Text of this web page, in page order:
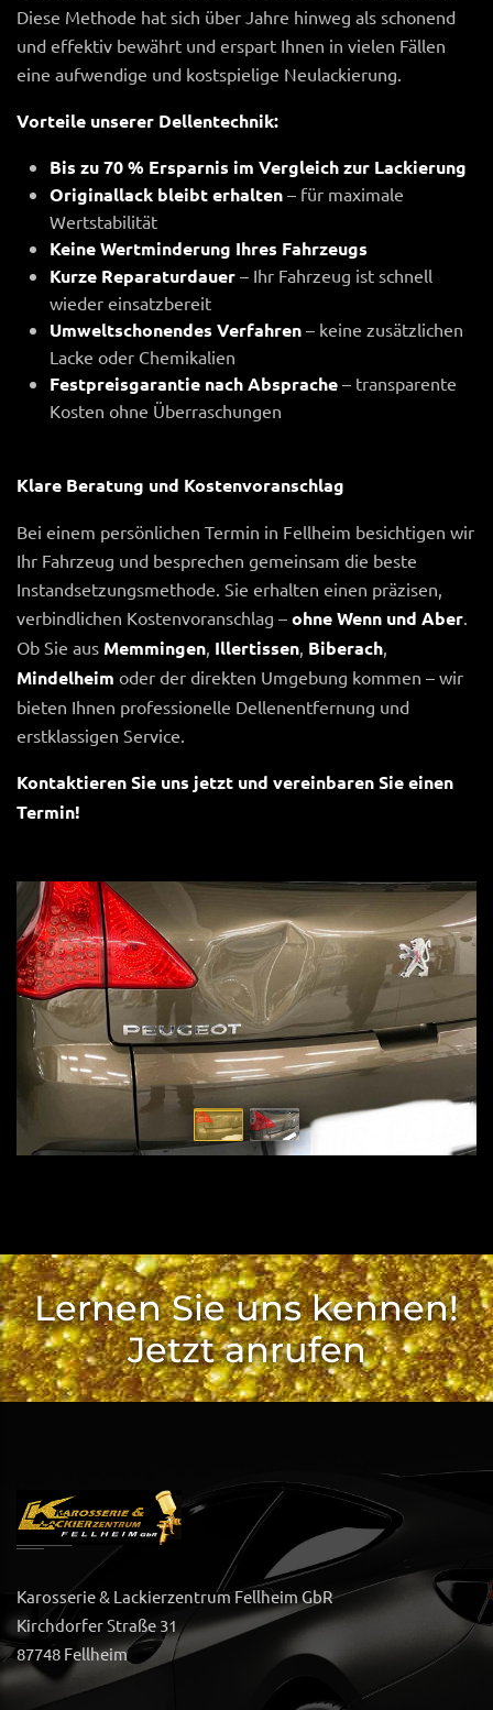
Diese Methode hat sich über Jahre hinweg als schonend
und effektiv bewährt und erspart Ihnen in vielen Fällen
eine aufwendige und kostspielige Neulackierung.
Vorteile unserer Dellentechnik:
Bis zu 70 % Ersparnis im Vergleich zur Lackierung
Originallack bleibt erhalten – für maximale
Wertstabilität
Keine Wertminderung Ihres Fahrzeugs
Kurze Reparaturdauer – Ihr Fahrzeug ist schnell
wieder einsatzbereit
Umweltschonendes Verfahren – keine zusätzlichen
Lacke oder Chemikalien
Festpreisgarantie nach Absprache – transparente
Kosten ohne Überraschungen
Klare Beratung und Kostenvoranschlag
Bei einem persönlichen Termin in Fellheim besichtigen wir
Ihr Fahrzeug und besprechen gemeinsam die beste
Instandsetzungsmethode. Sie erhalten einen präzisen,
verbindlichen Kostenvoranschlag – ohne Wenn und Aber.
Ob Sie aus Memmingen, Illertissen, Biberach,
Mindelheim oder der direkten Umgebung kommen – wir
bieten Ihnen professionelle Dellenentfernung und
erstklassigen Service.
Kontaktieren Sie uns jetzt und vereinbaren Sie einen
Termin!
Lernen Sie uns kennen!
Jetzt anrufen
Karosserie & Lackierzentrum Fellheim GbR
Kirchdorfer Straße 31
87748 Fellheim